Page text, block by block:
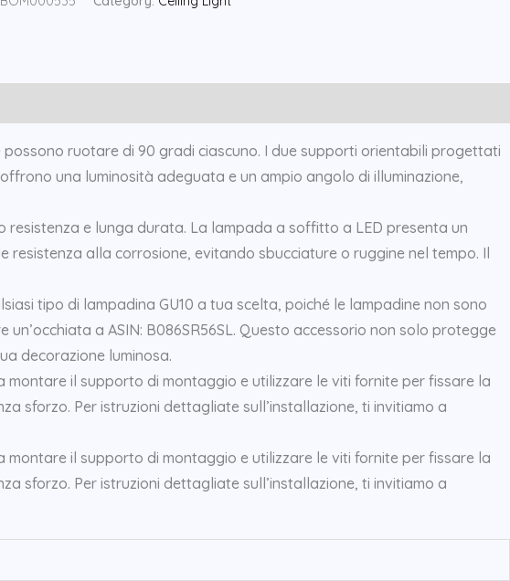
ruotare di 90 gradi ciascuno. I due supporti orientabili progettati
una luminosità adeguata e un ampio angolo di illuminazione,
e lunga durata. La lampada a soffitto a LED presenta un
alla corrosione, evitando sbucciature o ruggine nel tempo. Il
tipo di lampadina GU10 a tua scelta, poiché le lampadine non sono
a ASIN: B086SR56SL. Questo accessorio non solo protegge
decorazione luminosa.
il supporto di montaggio e utilizzare le viti fornite per fissare la
sforzo. Per istruzioni dettagliate sull’installazione, ti invitiamo a
il supporto di montaggio e utilizzare le viti fornite per fissare la
sforzo. Per istruzioni dettagliate sull’installazione, ti invitiamo a